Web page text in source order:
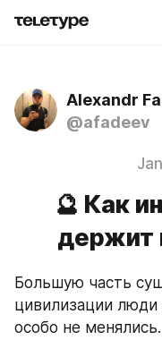
Alexandr
@afadeev
🔮 Как
держит
Большую часть
цивилизации
особо не